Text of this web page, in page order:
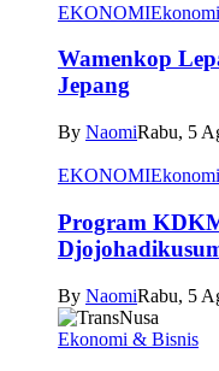
EKONOMI
Wamenkop
Jepang
By NaomiRabu, 5
EKONOMI
Program
By NaomiRabu, 5
Ekonomi & Bisnis